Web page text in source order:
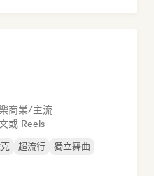
商業/主流
或 Reels
超流行
獨立舞曲